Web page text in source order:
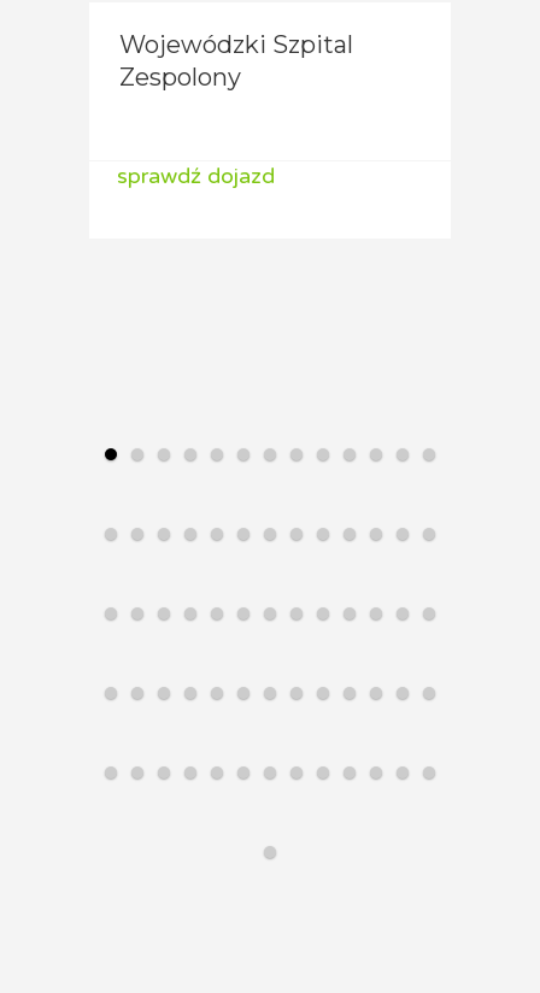
Wojewódzki Szpital
Zespolony
sprawdź dojazd